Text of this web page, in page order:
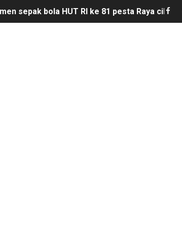
sepak bola HUT RI ke 81 pesta Raya
Manton Buka Suara "Kami Tidak Pernah